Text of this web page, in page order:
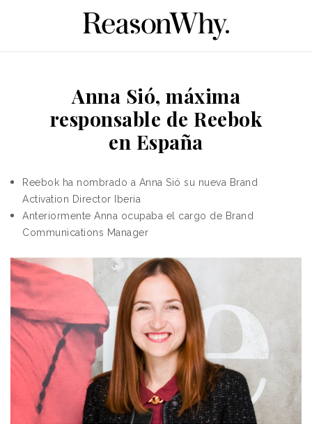
Anna Sió, máxima
responsable de Reebok
en España
Reebok ha nombrado a Anna Sió su nueva Brand
Activation Director Iberia
Anteriormente Anna ocupaba el cargo de Brand
Communications Manager